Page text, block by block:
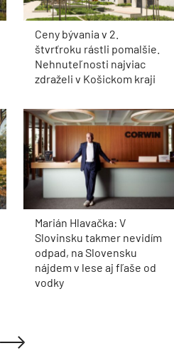
Ceny bývania v 2.
štvrťroku rástli pomalšie.
Nehnuteľnosti najviac
zdraželi v Košickom kraji
Marián Hlavačka: V
Slovinsku takmer nevidím
odpad, na Slovensku
nájdem v lese aj fľaše od
vodky